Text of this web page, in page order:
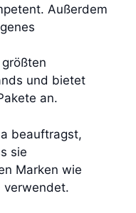
Außerdem
und bietet
an.
beauftragst,
sie
Marken wie
verwendet.